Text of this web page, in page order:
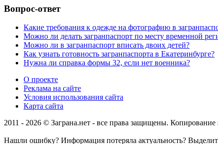
Вопрос-ответ
Какие требования к одежде на фотографию в
Можно ли делать загранпаспорт по месту временной
Можно ли в загранпаспорт вписать двоих детей?
Как узнать готовность загранпаспорта в Екатеринбурге?
Нужна ли справка формы 32, если нет военника?
О проекте
Реклама на сайте
Условия использования сайта
Карта сайта
2011 - 2026 © Заграна.нет - все права защищены. Копирование
Нашли ошибку? Информация потеряла актуальность?